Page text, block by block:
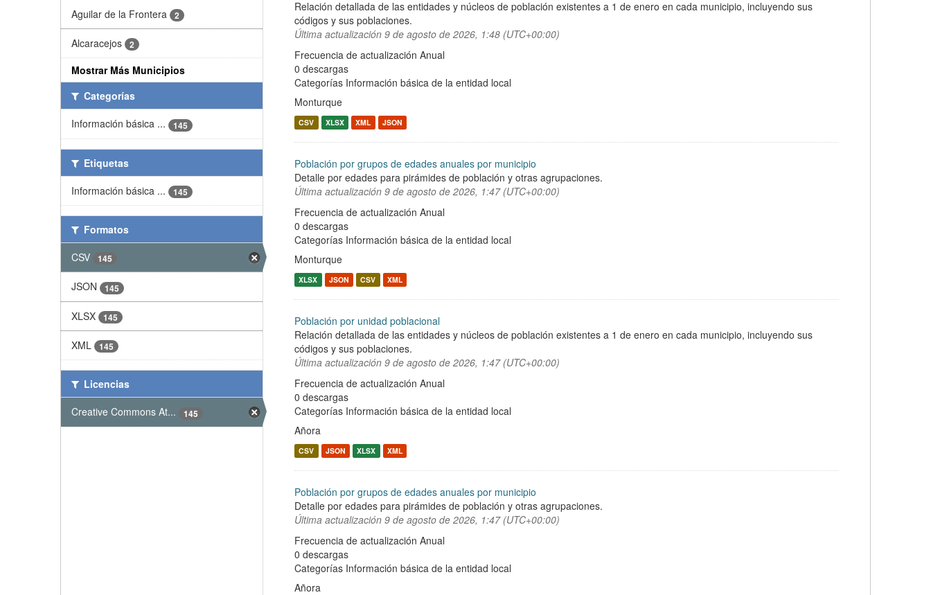
Aguilar de la Frontera 2
Alcaracejos 2
Mostrar Más Municipios
Categorías
Información básica ...
145
Etiquetas
Información básica ...
145
Formatos
CSV
145
JSON 145
XLSX 145
XML 145
Licencias
Creative Commons At...
145
Relación detallada de las entidades y núcleos de población existentes a 1 de enero en cada municipio, incluyendo sus
códigos y sus poblaciones.
Última actualización 9 de agosto de 2026, 1:48 (UTC+00:00)
Frecuencia de actualización Anual
0 descargas
Categorías Información básica de la entidad local
Monturque
CSV XLSX XML JSON
Población por grupos de edades anuales por municipio
Detalle por edades para pirámides de población y otras agrupaciones.
Última actualización 9 de agosto de 2026, 1:47 (UTC+00:00)
Frecuencia de actualización Anual
0 descargas
Categorías Información básica de la entidad local
Monturque
XLSX JSON CSV XML
Población por unidad poblacional
Relación detallada de las entidades y núcleos de población existentes a 1 de enero en cada municipio, incluyendo sus
códigos y sus poblaciones.
Última actualización 9 de agosto de 2026, 1:47 (UTC+00:00)
Frecuencia de actualización Anual
0 descargas
Categorías Información básica de la entidad local
Añora
CSV JSON XLSX XML
Población por grupos de edades anuales por municipio
Detalle por edades para pirámides de población y otras agrupaciones.
Última actualización 9 de agosto de 2026, 1:47 (UTC+00:00)
Frecuencia de actualización Anual
0 descargas
Categorías Información básica de la entidad local
Añora